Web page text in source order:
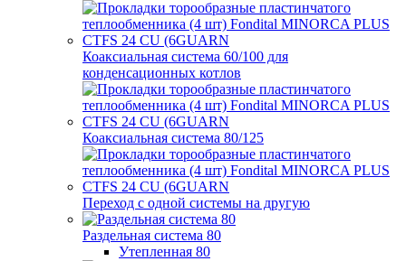
Коаксиальная система 60/100 для
конденсационных котлов
Коаксиальная система 80/125
Переход с одной системы на другую
Раздельная система 80
Утепленная 80